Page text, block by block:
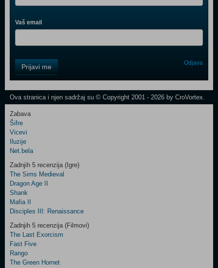
Vaš email
Field
One
Control
Two
Newsletter
Control
Field
Three
Prijavi me Odjava
Ova stranica i njen sadržaj su © Copyright 2001 - 2026 by CroVortex.
Zabava
Šifre
Vicevi
Iluzije
Net.bela
Zadnjih 5 recenzija (Igre)
The Sims Medieval
Dragon Age II
Shank
Mafia II
Disciples III: Renaissance
Zadnjih 5 recenzija (Filmovi)
The Last Exorcism
Fast Five
Rango
The Green Hornet